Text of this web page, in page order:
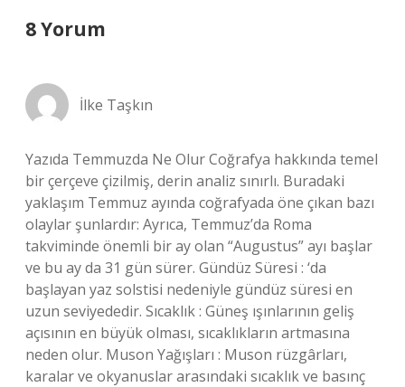
8 Yorum
İlke Taşkın
Yazıda Temmuzda Ne Olur Coğrafya hakkında temel
bir çerçeve çizilmiş, derin analiz sınırlı. Buradaki
yaklaşım Temmuz ayında coğrafyada öne çıkan bazı
olaylar şunlardır: Ayrıca, Temmuz’da Roma
takviminde önemli bir ay olan “Augustus” ayı başlar
ve bu ay da 31 gün sürer. Gündüz Süresi : ‘da
başlayan yaz solstisi nedeniyle gündüz süresi en
uzun seviyededir. Sıcaklık : Güneş ışınlarının geliş
açısının en büyük olması, sıcaklıkların artmasına
neden olur. Muson Yağışları : Muson rüzgârları,
karalar ve okyanuslar arasındaki sıcaklık ve basınç